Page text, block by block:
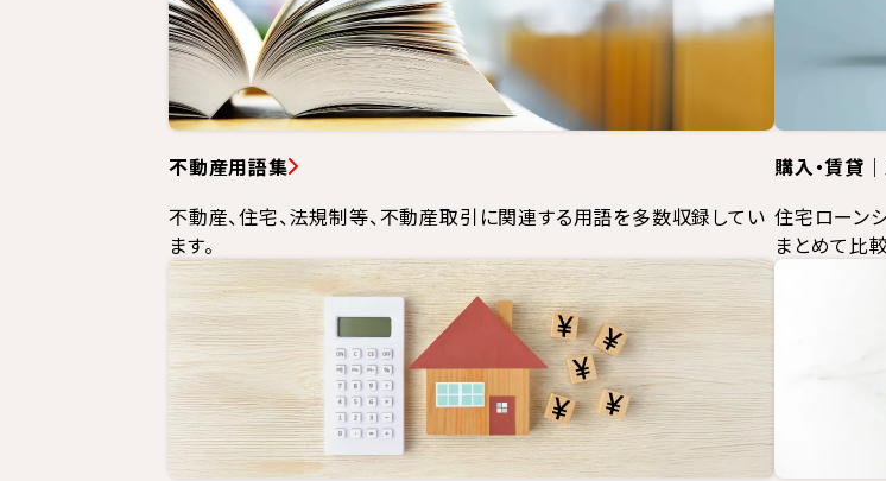
不動産用語集
不動産、住宅、法規制等、不動産取引に関連する用語を多数収録してい
ます。
購入・賃貸
住宅ローン
まとめて比